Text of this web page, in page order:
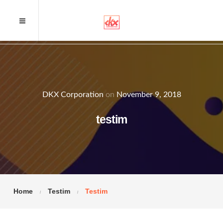
DKX Corporation on November 9, 2018
testim
Home Testim Testim